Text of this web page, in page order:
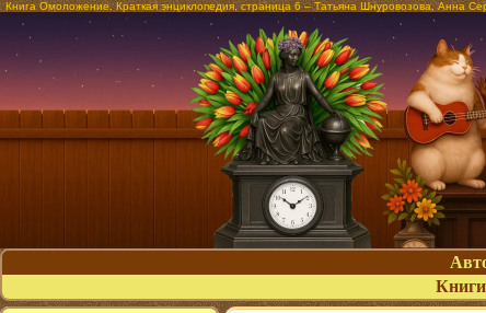
Книга Омоложение. Краткая энциклопедия, страница 6 – Татьяна Шнуровозова, Анна